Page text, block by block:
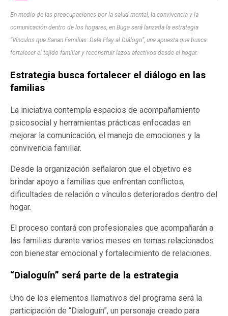
En medio de las preocupaciones por la salud mental, la convivencia y la
comunicación dentro de los hogares, en Buga será lanzada la estrategia
“Vínculos que Sanan Familias: Dale Play al Diálogo”, una apuesta que busca
fortalecer el tejido familiar y reconstruir lazos afectivos desde el hogar.
Estrategia busca fortalecer el diálogo en las
familias
La iniciativa contempla espacios de acompañamiento
psicosocial y herramientas prácticas enfocadas en
mejorar la comunicación, el manejo de emociones y la
convivencia familiar.
Desde la organización señalaron que el objetivo es
brindar apoyo a familias que enfrentan conflictos,
dificultades de relación o vínculos deteriorados dentro del
hogar.
El proceso contará con profesionales que acompañarán a
las familias durante varios meses en temas relacionados
con bienestar emocional y fortalecimiento de relaciones.
“Dialoguín” será parte de la estrategia
Uno de los elementos llamativos del programa será la
participación de “Dialoguín”, un personaje creado para